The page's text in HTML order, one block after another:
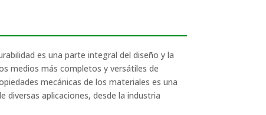
es una parte integral del diseño y la
medios más completos y versátiles de
mecánicas de los materiales es una
aplicaciones, desde la industria